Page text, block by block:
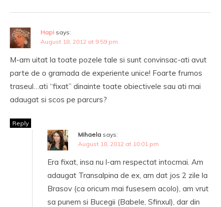
Hapi says:
August 18, 2012 at 9:59 pm
M-am uitat la toate pozele tale si sunt convinsac-ati avut
parte de o gramada de experiente unice! Foarte frumos
traseul…ati “fixat” dinainte toate obiectivele sau ati mai
adaugat si scos pe parcurs?
Reply
Mihaela says:
August 18, 2012 at 10:01 pm
Era fixat, insa nu l-am respectat intocmai. Am
adaugat Transalpina de ex, am dat jos 2 zile la
Brasov (ca oricum mai fusesem acolo), am vrut
sa punem si Bucegii (Babele, Sfinxul), dar din